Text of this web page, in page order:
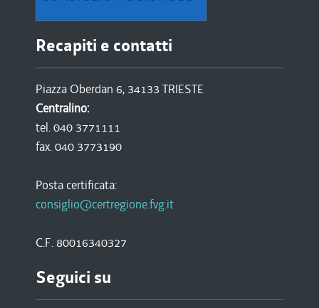
Recapiti e contatti
Piazza Oberdan 6, 34133 TRIESTE
Centralino:
tel. 040 3771111
fax. 040 3773190
Posta certificata:
consiglio@certregione.fvg.it
C.F. 80016340327
Seguici su